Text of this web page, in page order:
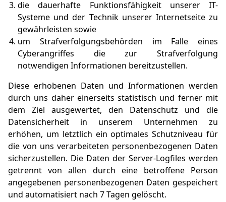
die dauerhafte Funktionsfähigkeit unserer IT-
Systeme und der Technik unserer Internetseite zu
gewährleisten sowie
um Strafverfolgungsbehörden im Falle eines
Cyberangriffes die zur Strafverfolgung
notwendigen Informationen bereitzustellen.
Diese erhobenen Daten und Informationen werden
durch uns daher einerseits statistisch und ferner mit
dem Ziel ausgewertet, den Datenschutz und die
Datensicherheit in unserem Unternehmen zu
erhöhen, um letztlich ein optimales Schutzniveau für
die von uns verarbeiteten personenbezogenen Daten
sicherzustellen. Die Daten der Server-Logfiles werden
getrennt von allen durch eine betroffene Person
angegebenen personenbezogenen Daten gespeichert
und automatisiert nach 7 Tagen gelöscht.